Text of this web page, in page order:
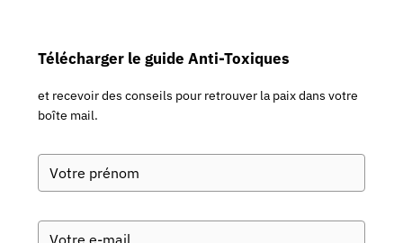
Télécharger le guide Anti-Toxiques
et recevoir des conseils pour retrouver la paix dans votre
boîte mail.